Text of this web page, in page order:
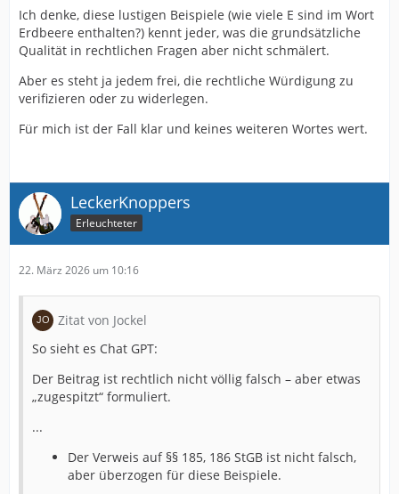
Ich denke, diese lustigen Beispiele (wie viele E sind im Wort
Erdbeere enthalten?) kennt jeder, was die grundsätzliche
Qualität in rechtlichen Fragen aber nicht schmälert.
Aber es steht ja jedem frei, die rechtliche Würdigung zu
verifizieren oder zu widerlegen.
Für mich ist der Fall klar und keines weiteren Wortes wert.
LeckerKnoppers
Erleuchteter
22. März 2026 um 10:16
Zitat von Jockel
So sieht es Chat GPT:
Der Beitrag ist rechtlich nicht völlig falsch – aber etwas
„zugespitzt“ formuliert.
...
Der Verweis auf §§ 185, 186 StGB ist nicht falsch,
aber überzogen für diese Beispiele.